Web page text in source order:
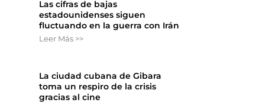
Las cifras de bajas
estadounidenses siguen
fluctuando en la guerra con Irán
Leer Más >>
La ciudad cubana de Gibara
toma un respiro de la crisis
gracias al cine